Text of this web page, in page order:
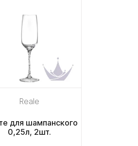
Reale
для шампанского
0,25л, 2шт.